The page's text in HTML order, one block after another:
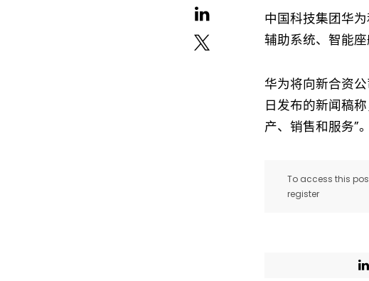
中国科技集团华
辅助系统、智能座
华为将向新合资
日发布的新闻稿
产、销售和服务”
To access this
register
Not
free
First name*